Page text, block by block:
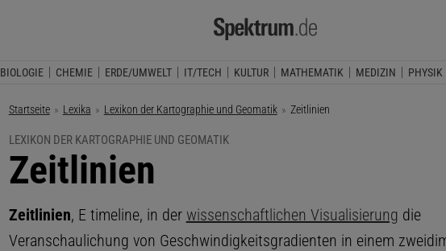
BIOLOGIE CHEMIE ERDE/UMWELT IT/TECH KULTUR MATHEMATIK MEDIZIN PHYSIK
Startseite Lexika Lexikon der Kartographie und Geomatik Aktuelle Seite:
Zeitlinien
LEXIKON DER KARTOGRAPHIE UND GEOMATIK
:
Zeitlinien
Zeitlinien, E timeline, in der wissenschaftlichen Visualisierung die
Veranschaulichung von Geschwindigkeitsgradienten in einem